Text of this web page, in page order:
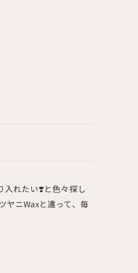
入れたい❣️と色々探し
ヤニWaxと違って、毎